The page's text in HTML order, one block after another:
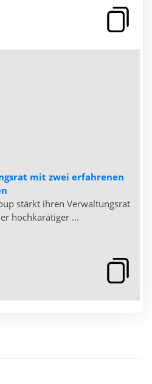
mit zwei erfahrenen
stärkt ihren Verwaltungsrat
hochkarätiger ...